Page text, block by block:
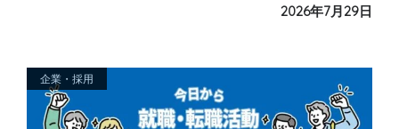
2026年7月29日
企業・採用